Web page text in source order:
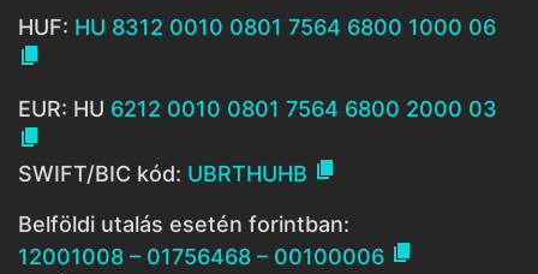
HUF: HU 8312 0010 0801 7564 6800 1000 06

EUR: HU 6212 0010 0801 7564 6800 2000 03

SWIFT/BIC kód: UBRTHUHB 
Belföldi utalás esetén forintban:
12001008 – 01756468 – 00100006 